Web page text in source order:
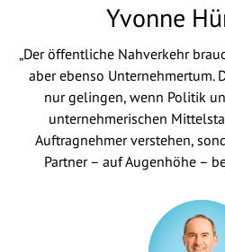
Yvonne
„Der öffentliche Nahverkehr
aber ebenso Unternehmertum.
nur gelingen, wenn Politik
unternehmerischen
Auftragnehmer verstehen,
Partner – auf Augenhöhe –